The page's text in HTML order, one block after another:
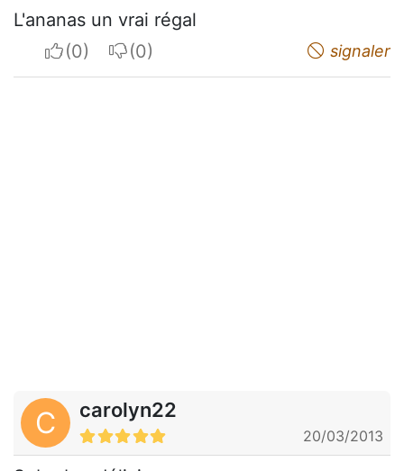
L'ananas un vrai régal
I apreciateI do not appreciate signaler
C carolyn22
20/03/2013